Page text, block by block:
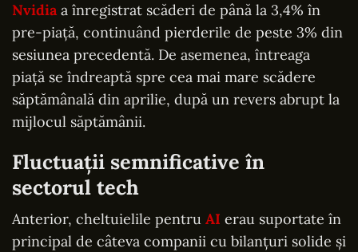
Nvidiaa înregistrat scăderi de până la 3,4% în
pre-piață, continuând pierderile de peste 3% din
sesiunea precedentă. De asemenea, întreaga
piață se îndreaptă spre cea mai mare scădere
săptămânală din aprilie, după un revers abrupt la
mijlocul săptămânii.
Fluctuații semnificative în
sectorul tech
Anterior, cheltuielile pentru AI erau suportate în
principal de câteva companii cu bilanțuri solide și